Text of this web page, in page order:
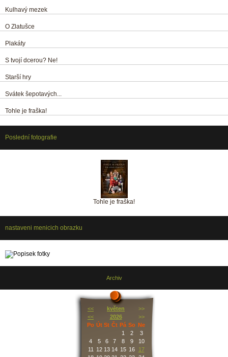
Kulhavý mezek
O Zlatušce
Plakáty
S tvojí dcerou? Ne!
Starší hry
Svátek šepotavých...
Tohle je fraška!
Poslední fotografie
Tohle je fraška!
nastaveni menicich obrazku
Archiv
<< květen
>>
<<
2026
>>
Po Út St Čt Pá So Ne
1
2
3
4
5 6 7 8 9
10
11
12 13 14 15 16
17